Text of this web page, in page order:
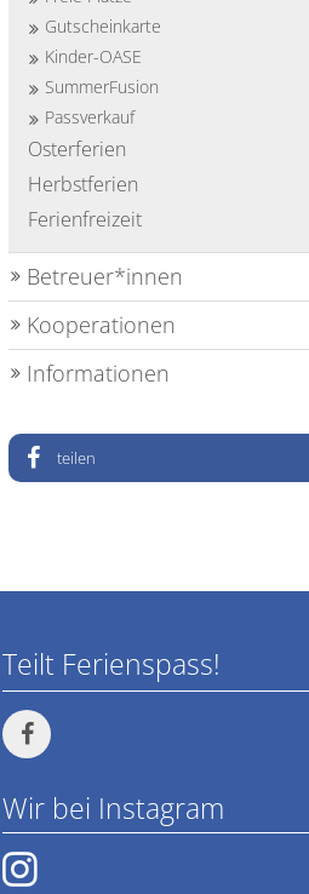
Gutscheinkarte
Kinder-OASE
SummerFusion
Passverkauf
Osterferien
Herbstferien
Ferienfreizeit
Betreuer*innen
Kooperationen
Informationen
teilen
Teilt Ferienspass!
Wir bei Instagram